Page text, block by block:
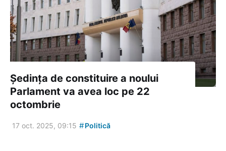
Ședința de constituire a noului
Parlament va avea loc pe 22
octombrie
17 oct. 2025, 09:15 #Politică